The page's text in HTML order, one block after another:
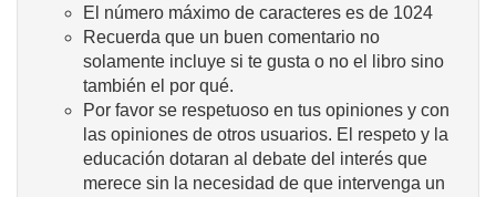
El número máximo de caracteres es de 1024
Recuerda que un buen comentario no
solamente incluye si te gusta o no el libro sino
también el por qué.
Por favor se respetuoso en tus opiniones y con
las opiniones de otros usuarios. El respeto y la
educación dotaran al debate del interés que
merece sin la necesidad de que intervenga un